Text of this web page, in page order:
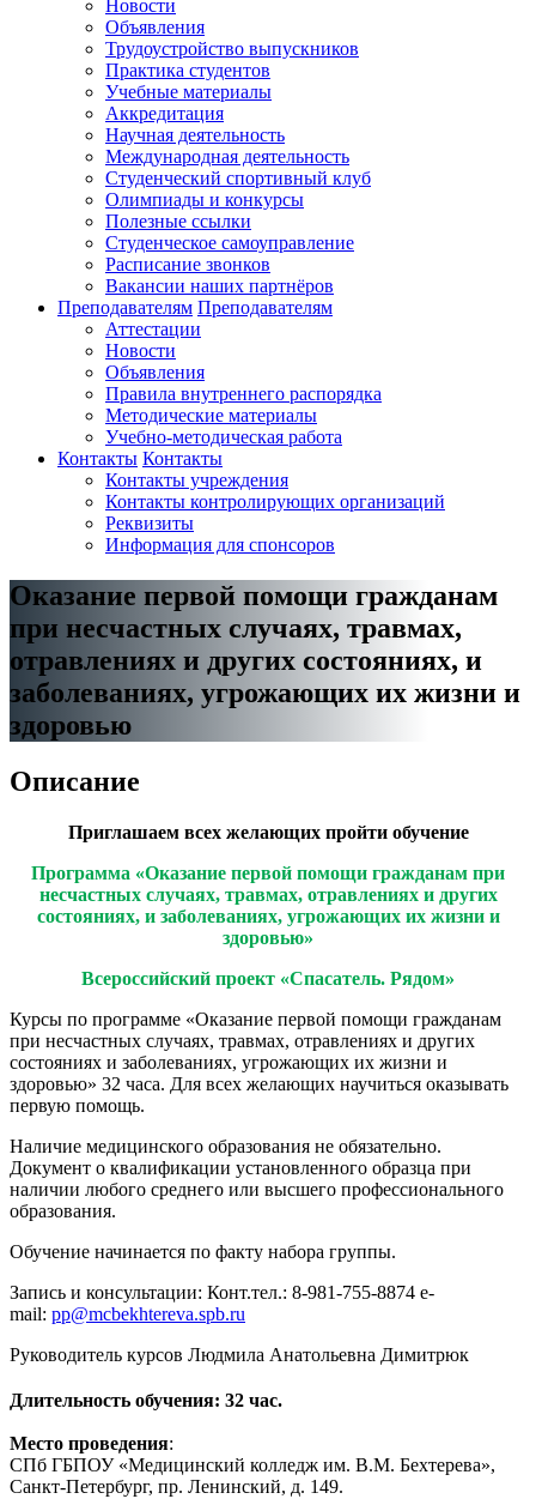
Новости
Объявления
Трудоустройство выпускников
Практика студентов
Учебные материалы
Аккредитация
Научная деятельность
Международная деятельность
Студенческий спортивный клуб
Олимпиады и конкурсы
Полезные ссылки
Студенческое самоуправление
Расписание звонков
Вакансии наших партнёров
Преподавателям Преподавателям
Аттестации
Новости
Объявления
Правила внутреннего распорядка
Методические материалы
Учебно-методическая работа
Контакты Контакты
Контакты учреждения
Контакты контролирующих организаций
Реквизиты
Информация для спонсоров
Оказание первой помощи гражданам
при несчастных случаях, травмах,
отравлениях и других состояниях, и
заболеваниях, угрожающих их жизни и
здоровью
Описание
Приглашаем всех желающих пройти обучение
Программа «Оказание первой помощи гражданам при
несчастных случаях, травмах, отравлениях и других
состояниях, и заболеваниях, угрожающих их жизни и
здоровью»
Всероссийский проект «Спасатель. Рядом»
Курсы по программе «Оказание первой помощи гражданам
при несчастных случаях, травмах, отравлениях и других
состояниях и заболеваниях, угрожающих их жизни и
здоровью» 32 часа. Для всех желающих научиться оказывать
первую помощь.
Наличие медицинского образования не обязательно.
Документ о квалификации установленного образца при
наличии любого среднего или высшего профессионального
образования.
Обучение начинается по факту набора группы.
Запись и консультации: Конт.тел.: 8-981-755-8874 e-
mail: pp@mcbekhtereva.spb.ru
Руководитель курсов Людмила Анатольевна Димитрюк
Длительность обучения: 32 час.
Место проведения:
СПб ГБПОУ «Медицинский колледж им. В.М. Бехтерева»,
Санкт-Петербург, пр. Ленинский, д. 149.